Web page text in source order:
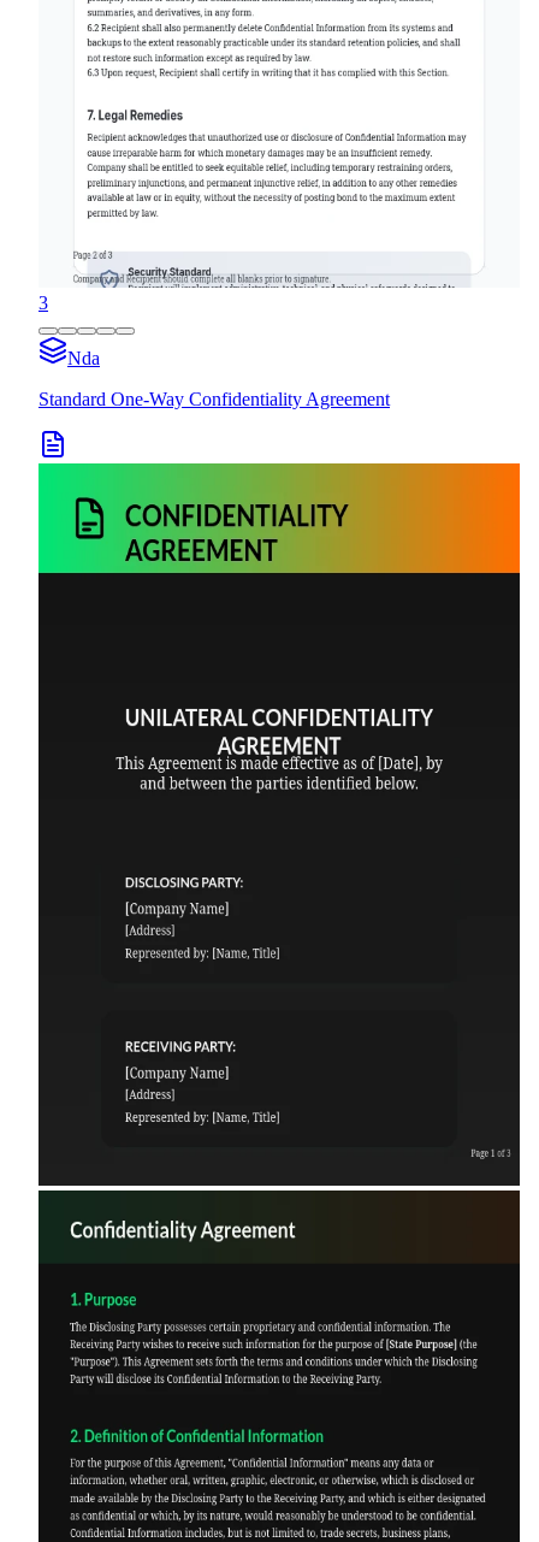
3
Nda
Standard One-Way Confidentiality Agreement